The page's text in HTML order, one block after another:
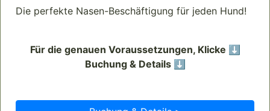
Die perfekte Nasen-Beschäftigung für jeden Hund!
Für die genauen Voraussetzungen, Klicke ⬇️
Buchung & Details ⬇️